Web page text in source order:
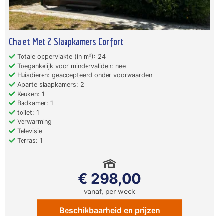
Chalet Met 2 Slaapkamers Confort
Totale oppervlakte (in m²): 24
Toegankelijk voor mindervaliden: nee
Huisdieren: geaccepteerd onder voorwaarden
Aparte slaapkamers: 2
Keuken: 1
Badkamer: 1
toilet: 1
Verwarming
Televisie
Terras: 1
€ 298,00
vanaf, per week
Beschikbaarheid en prijzen